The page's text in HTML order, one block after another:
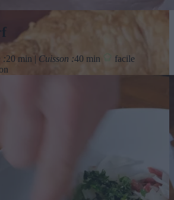
:20 min | Cuisson :40 min facile